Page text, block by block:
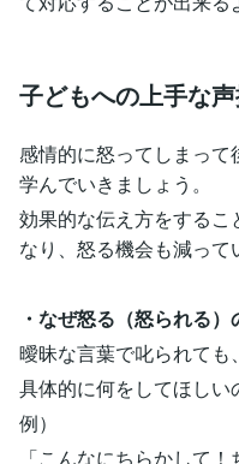
子どもへの上手な
感情的に怒ってしまっ
学んでいきましょう。
効果的な伝え方をするこ
なり、怒る機会も減って
・なぜ怒る（怒られる
曖昧な言葉で叱られても
具体的に何をしてほしい
例）
「こんなにちらかして